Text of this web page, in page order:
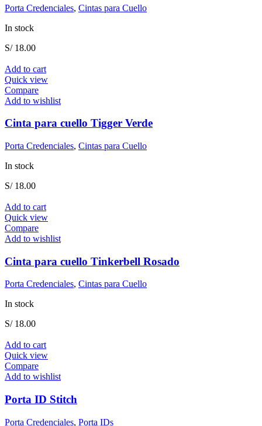
Porta Credenciales, Cintas para Cuello
In stock
S/18.00
Add to cart
Quick view
Compare
Add to wishlist
Cinta para cuello Tigger Verde
Porta Credenciales, Cintas para Cuello
In stock
S/18.00
Add to cart
Quick view
Compare
Add to wishlist
Cinta para cuello Tinkerbell Rosado
Porta Credenciales, Cintas para Cuello
In stock
S/18.00
Add to cart
Quick view
Compare
Add to wishlist
Porta ID Stitch
Porta Credenciales, Porta IDs